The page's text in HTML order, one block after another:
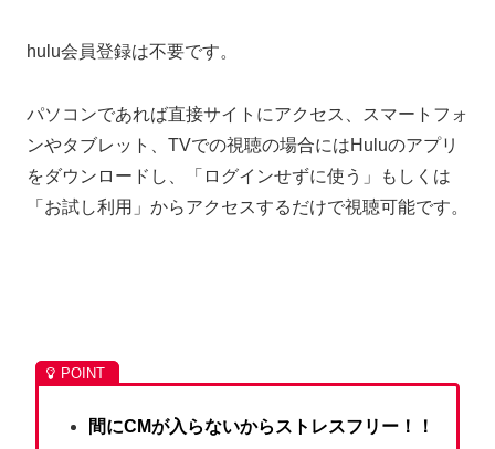
hulu会員登録は不要です。
パソコンであれば直接サイトにアクセス、スマートフォ
ンやタブレット、TVでの視聴の場合にはHuluのアプリ
をダウンロードし、「ログインせずに使う」もしくは
「お試し利用」からアクセスするだけで視聴可能です。
間にCMが入らないからストレスフリー！！